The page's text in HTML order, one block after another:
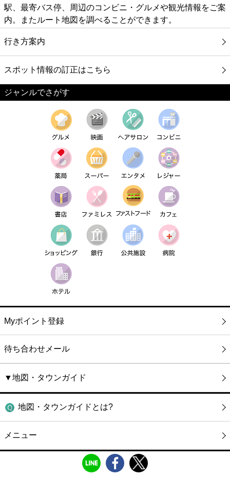
駅、最寄バス停、周辺のコンビニ・グルメや観光情報をご案
内。またルート地図を調べることができます。
行き方案内
スポット情報の訂正はこちら
ジャンルでさがす
Myポイント登録
待ち合わせメール
▼地図・タウンガイド
地図・タウンガイドとは?
メニュー